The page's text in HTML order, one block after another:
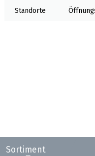
Standorte Öffnung
Sortiment